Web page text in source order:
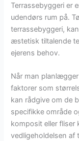
Terrassebyggeri er
udendørs rum på.
terrassebyggeri,
æstetisk tiltalende
ejerens behov.
Når man
faktorer som
kan rådgive om de
specifikke område
komposit eller fliser
vedligeholdelsen af